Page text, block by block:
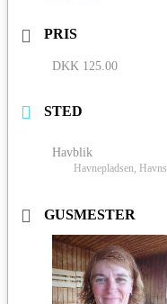
PRIS
DKK 125.00
STED
Havblik
Havnepladsen,
GUSMESTER